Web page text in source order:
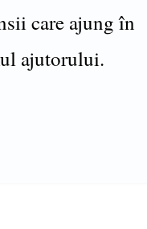
care ajung în
ajutorului.